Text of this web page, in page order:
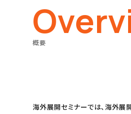
概要
海外展開セミナーでは、海外展